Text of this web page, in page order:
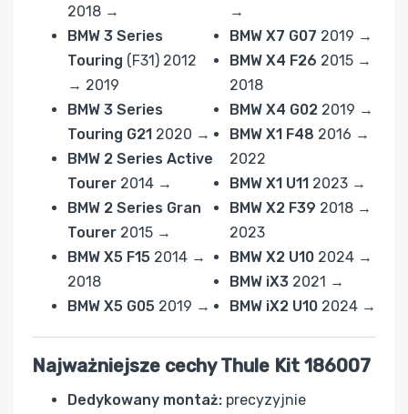
2018 →
BMW 3 Series
Touring (F31) 2012
→ 2019
BMW 3 Series
Touring G21 2020 →
BMW 2 Series Active
Tourer 2014 →
BMW 2 Series Gran
Tourer 2015 →
BMW X5 F15 2014 →
2018
BMW X5 G05 2019 →
→
BMW X7 G07 2019 →
BMW X4 F26 2015 →
2018
BMW X4 G022019 →
BMW X1 F48 2016 →
2022
BMW X1 U112023 →
BMW X2 F39 2018 →
2023
BMW X2 U102024 →
BMW iX32021 →
BMW iX2 U102024 →
Najważniejsze cechy Thule Kit 186007
Dedykowany montaż: precyzyjnie